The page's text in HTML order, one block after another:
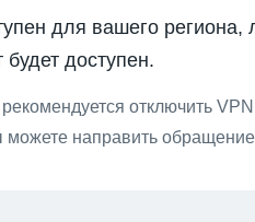
для вашего региона,
доступен.
отключить
направить обращение